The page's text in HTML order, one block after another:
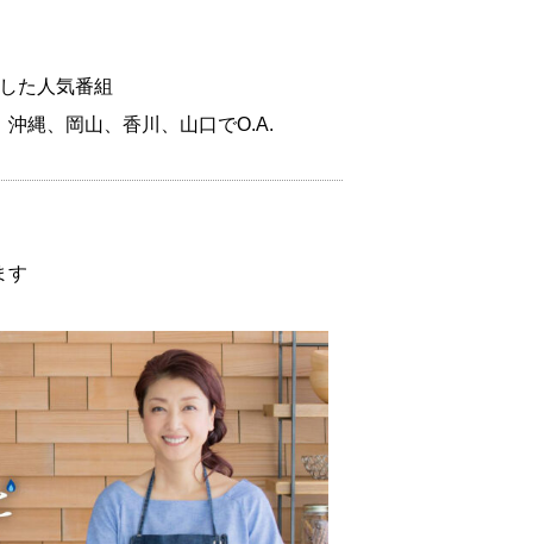
た人気番組
縄、岡山、香川、山口でO.A.
す